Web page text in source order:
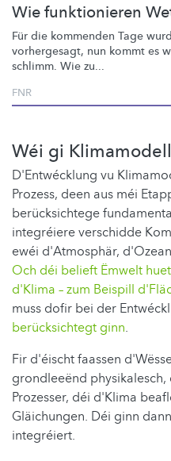
Wie funktionieren
Für die kommenden Tage
vorhergesagt, nun kommt es
schlimm. Wie zu...
FNR
Wéi gi
D'Entwécklung vu
Prozess, deen aus méi
berücksichtege
integréiere verschidde
ewéi d'Atmosphär,
Och déi belieft Ëmwelt
d'Klima – zum Beispill
muss dofir bei der
berücksichtegt ginn.
Fir d'éischt faassen
grondleeënd
Prozesser, déi d'Klima
Gläichungen. Déi ginn
integréiert.